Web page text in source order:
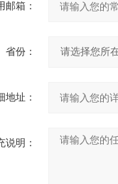
邮箱：
省份：
地址：
说明：